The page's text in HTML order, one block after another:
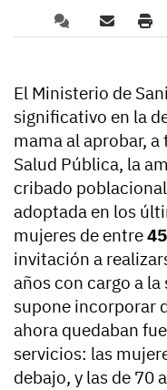
El Ministerio de
significativo en la
mama al aprobar,
Salud Pública, la
cribado
adoptada en los
mujeres de entre
invitación a
años con cargo a
supone incorporar
ahora quedaban
servicios: las
debajo, y las de 70